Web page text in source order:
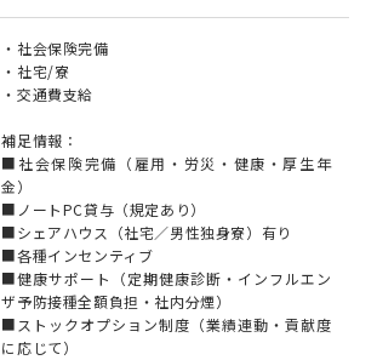
・社会保険完備
・社宅/寮
・交通費支給
補足情報：
■社会保険完備（雇用・労災・健康・厚生年
金）
■ノートPC貸与（規定あり）
■シェアハウス（社宅／男性独身寮）有り
■各種インセンティブ
■健康サポート（定期健康診断・インフルエン
ザ予防接種全額負担・社内分煙）
■ストックオプション制度（業績連動・貢献度
に応じて）